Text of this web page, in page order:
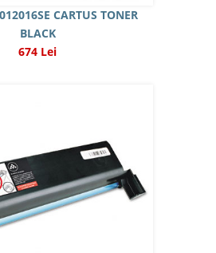
CARTUS TONER
BLACK
674 Lei